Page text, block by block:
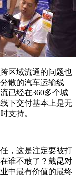
区域流通的问题也
散的汽车运输线
已经在360多个城
下交付基本上是无
支持。
，这是注定要被打
谁不敢了？戴昆对
中最有价值的最终